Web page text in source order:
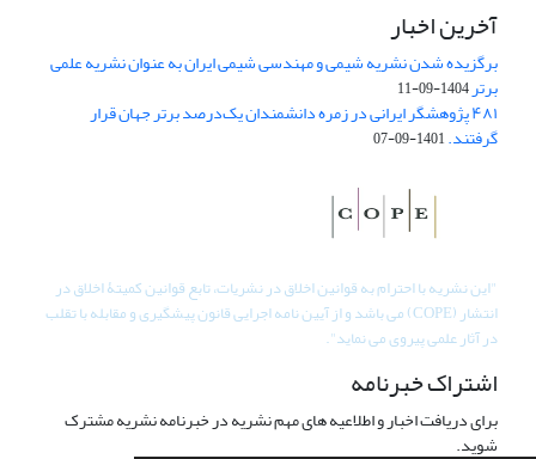
آخرین اخبار
برگزیده شدن نشریه شیمی و مهندسی شیمی ایران به عنوان نشریه علمی
برتر1404-09-11
۴۸۱ پژوهشگر ایرانی در زمره دانشمندان یک‌درصد برتر جهان قرار
گرفتند.1401-09-07
"این نشریه با احترام به قوانین اخلاق در نشریات، تابع قوانین کمیتۀ اخلاق در
انتشار (COPE) می باشد و از آیین نامه اجرایی قانون پیشگیری و مقابله با تقلب
در آثار علمی پیروی می نماید".
اشتراک خبرنامه
برای دریافت اخبار و اطلاعیه های مهم نشریه در خبرنامه نشریه مشترک
شوید.